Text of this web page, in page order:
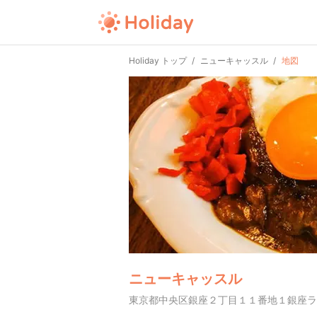
Holiday トップ ニューキャッスル 地図
ニューキャッスル
東京都中央区銀座２丁目１１番地１銀座